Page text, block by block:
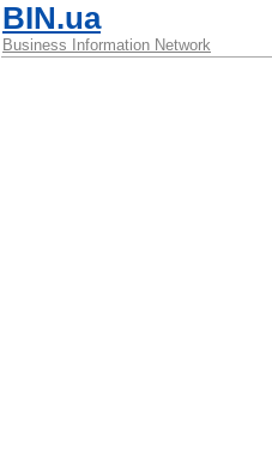
BIN.ua
Business Information Network